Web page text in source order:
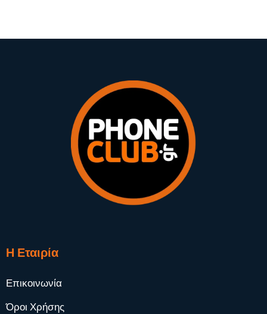
Η Εταιρία
Επικοινωνία
Όροι Χρήσης